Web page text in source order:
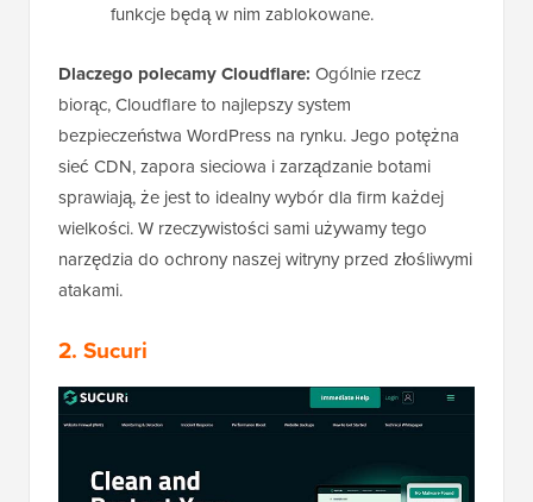
funkcje będą w nim zablokowane.
Dlaczego polecamy Cloudflare: Ogólnie rzecz
biorąc, Cloudflare to najlepszy system
bezpieczeństwa WordPress na rynku. Jego potężna
sieć CDN, zapora sieciowa i zarządzanie botami
sprawiają, że jest to idealny wybór dla firm każdej
wielkości. W rzeczywistości sami używamy tego
narzędzia do ochrony naszej witryny przed złośliwymi
atakami.
2. Sucuri